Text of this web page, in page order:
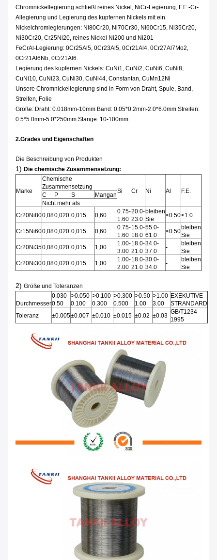
Chromnickellegierung schließt reines Nickel, NiCr-Legierung, F.E.-Cr-
Allegierung und Legierung des kupfernen Nickels mit ein.
Nickelchromlegierungen: Ni80Cr20, Ni70Cr30, Ni60Cr15, Ni35Cr20,
Ni30Cr20, Cr25Ni20, reines Nickel Ni200 und Ni201
FeCrAl-Legierung: 0Cr25Al5, 0Cr23Al5, 0Cr21Al4, 0Cr27Al7Mo2,
0Cr21Al6Nb, 0Cr21Al6.
Legierung des kupfernen Nickels: CuNi1, CuNi2, CuNi6, CuNi8,
CuNi10, CuNi23, CuNi30, CuNi44, Constantan, CuMn12Ni
Unsere Chromnickellegierung sind in Form von Draht, Spule, Band,
Streifen, Folie
Größe: Draht: 0.018mm-10mm Band: 0.05*0.2mm-2.0*6.0mm Streifen:
0.5*5.0mm-5.0*250mm Stange: 10-100mm
2.Grades und Eigenschaften
Die Beschreibung von Produkten
1) Die chemische Zusammensetzung:
Marke
Chemische
Zusammensetzung
Si Cr Ni Al F.E.
C P S
Mangan
Nicht mehr als
Cr20Ni800,080,020 0,015 0,60
0.75-
1.60
20.0-
23.0
bleiben
Sie
≤0.50≤1.0
Cr15Ni600,080,020 0,015 0,60
0.75-
1.60
15.0-
18.0
55.0-
61.0
≤0.50
bleiben
Sie
Cr20Ni350,080,020 0,015 1,00
1.00-
3.00
18.0-
21.0
34.0-
37.0
-
bleiben
Sie
Cr20Ni300,080,020 0,015 1,00
1.00-
2.00
18.0-
21.0
30.0-
34.0
-
bleiben
Sie
2) Größe und Toleranzen
Durchmesser
0.030-
0.50
>0.050-
0.100
>0.100-
0.300
>0.300-
0.500
>0.50-
1.00
>1.00-
3.00
EXEKUTIVE
STRANDARD
Toleranz
±0.005±0.007 ±0.010 ±0.015 ±0.02 ±0.03
GB/T1234-
1995